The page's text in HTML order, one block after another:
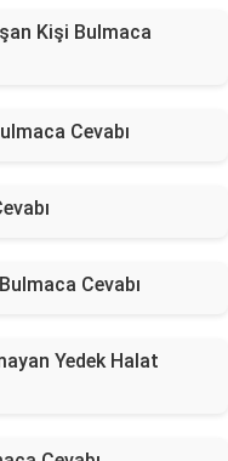
Kişi Bulmaca
Cevabı
Cevabı
Yedek Halat